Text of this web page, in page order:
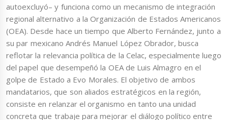
autoexcluyó– y funciona como un mecanismo de integración
regional alternativo a la Organización de Estados Americanos
(OEA). Desde hace un tiempo que Alberto Fernández, junto a
su par mexicano Andrés Manuel López Obrador, busca
reflotar la relevancia política de la Celac, especialmente luego
del papel que desempeñó la OEA de Luis Almagro en el
golpe de Estado a Evo Morales. El objetivo de ambos
mandatarios, que son aliados estratégicos en la región,
consiste en relanzar el organismo en tanto una unidad
concreta que trabaje para mejorar el diálogo político entre